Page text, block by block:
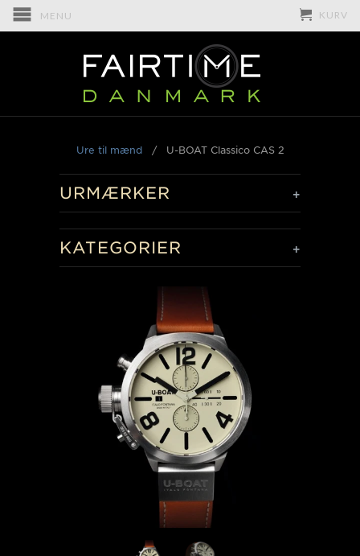
MENU KURV
Ure til mænd/ U-BOAT Classico CAS 2
+
URMÆRKER
+
KATEGORIER